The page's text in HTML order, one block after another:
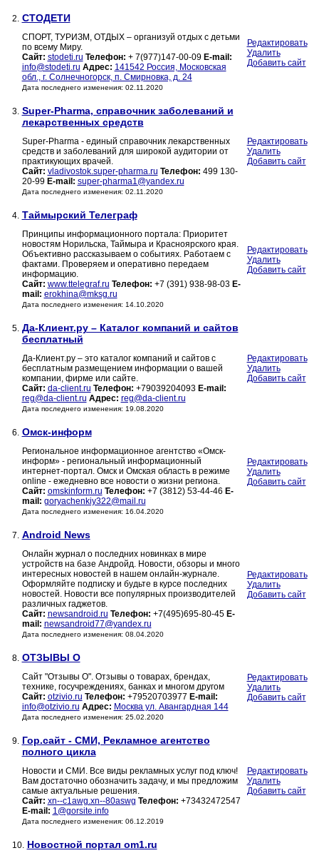
2. СТОДЕТИ
СПОРТ, ТУРИЗМ, ОТДЫХ – организуй отдых с детьми
по всему Миру.
Сайт: stodeti.ru Телефон: + 7(977)147-00-09 E-mail:
info@stodeti.ru Адрес: 141542 Россия, Московская
обл., г. Солнечногорск, п. Смирновка, д. 24
Дата последнего изменения: 02.11.2020
Редактировать
Удалить
Добавить сайт
3. Super-Pharma, справочник заболеваний и
лекарственных средств
Super-Pharma - единый справочник лекарственных
средств и заболеваний для широкой аудитории от
практикующих врачей.
Сайт: vladivostok.super-pharma.ru Телефон: 499 130-
20-99 E-mail: super-pharma1@yandex.ru
Дата последнего изменения: 02.11.2020
Редактировать
Удалить
Добавить сайт
4. Таймырский Телеграф
Принципы информационного портала: Приоритет
новостям Норильска, Таймыра и Красноярского края.
Объективно рассказываем о событиях. Работаем с
фактами. Проверяем и оперативно передаем
информацию.
Сайт: www.ttelegraf.ru Телефон: +7 (391) 938-98-03 E-
mail: erokhina@mksg.ru
Дата последнего изменения: 14.10.2020
Редактировать
Удалить
Добавить сайт
5. Да-Клиент.ру – Каталог компаний и сайтов
бесплатный
Да-Клиент.ру – это каталог компаний и сайтов с
бесплатным размещением информации о вашей
компании, фирме или сайте.
Сайт: da-client.ru Телефон: +79039204093 E-mail:
reg@da-client.ru Адрес: reg@da-client.ru
Дата последнего изменения: 19.08.2020
Редактировать
Удалить
Добавить сайт
6. Омск-информ
Региональное информационное агентство «Омск-
информ» - региональный информационный
интернет-портал. Омск и Омская область в режиме
online - ежедневно все новости о жизни региона.
Сайт: omskinform.ru Телефон: +7 (3812) 53-44-46 E-
mail: goryachenkiy322@mail.ru
Дата последнего изменения: 16.04.2020
Редактировать
Удалить
Добавить сайт
7. Android News
Онлайн журнал о последних новинках в мире
устройств на базе Андройд. Новости, обзоры и много
интересных новостей в нашем онлайн-журнале.
Оформляйте подписку и будьте в курсе последних
новостей. Новости все популярных производителей
различных гаджетов.
Сайт: newsandroid.ru Телефон: +7(495)695-80-45 E-
mail: newsandroid77@yandex.ru
Дата последнего изменения: 08.04.2020
Редактировать
Удалить
Добавить сайт
8. ОТЗЫВЫ О
Сайт "Отзывы О". Отзывы о товарах, брендах,
технике, госучреждениях, банках и многом другом
Сайт: otzivio.ru Телефон: +79520703977 E-mail:
info@otzivio.ru Адрес: Москва ул. Авангардная 144
Дата последнего изменения: 25.02.2020
Редактировать
Удалить
Добавить сайт
9. Гор.сайт - СМИ, Рекламное агентство
полного цикла
Новости и СМИ. Все виды рекламных услуг под ключ!
Вам достаточно обозначить задачу, и мы предложим
самые актуальные решения.
Сайт: xn--c1awg.xn--80aswg Телефон: +73432472547
E-mail: 1@gorsite.info
Дата последнего изменения: 06.12.2019
Редактировать
Удалить
Добавить сайт
10. Новостной портал om1.ru